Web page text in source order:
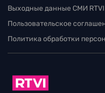
Выходные данные СМИ RTVI
Пользовательское
Политика обработки